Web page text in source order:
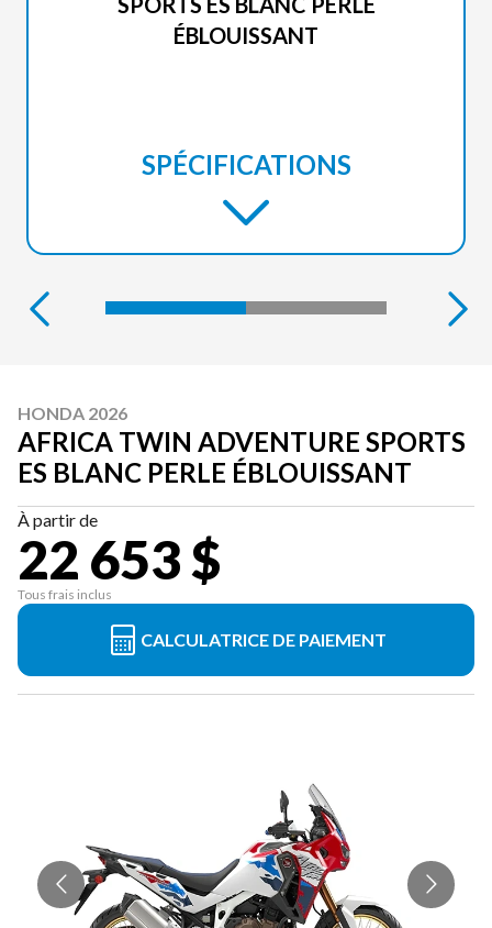
ÉBLOUISSANT
SPÉCIFICATIONS
HONDA 2026
AFRICA TWIN ADVENTURE SPORTS
ES BLANC PERLE ÉBLOUISSANT
À partir de
22 653 $
Tous frais inclus
CALCULATRICE DE PAIEMENT